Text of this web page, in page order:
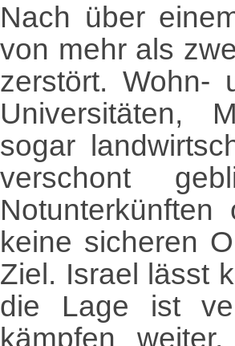
Nach über
von mehr als
zerstört. Wohn-
Universitäten,
sogar
verschont
keine sicheren
Ziel. Israel lässt
die Lage ist
kämpfen